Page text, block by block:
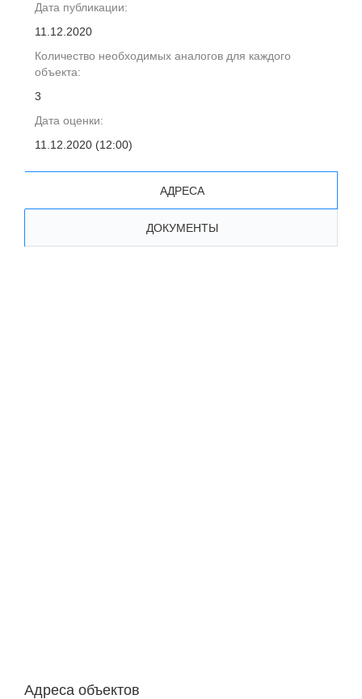
Дата публикации:
11.12.2020
Количество необходимых аналогов для каждого
объекта:
3
Дата оценки:
11.12.2020 (12:00)
АДРЕСА
ДОКУМЕНТЫ
Адреса объектов